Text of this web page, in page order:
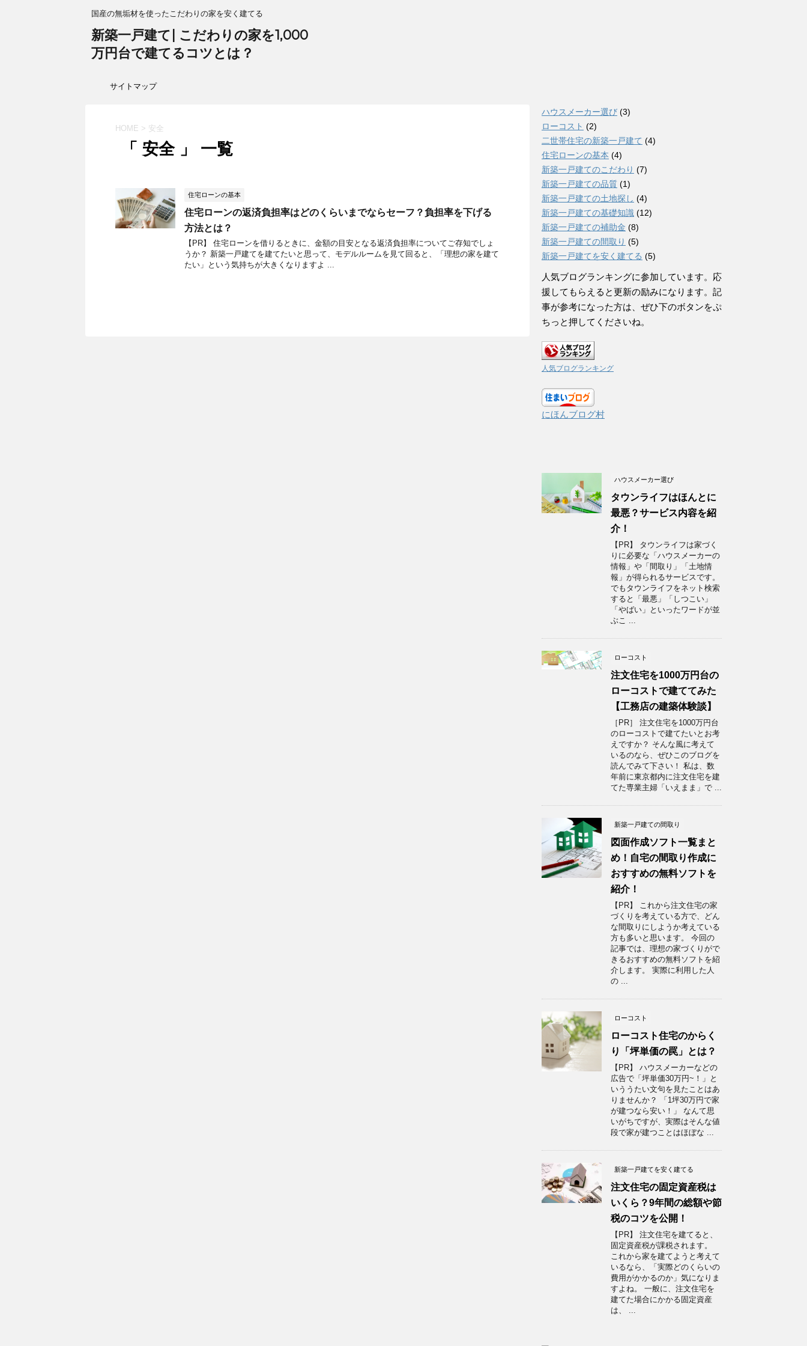
国産の無垢材を使ったこだわりの家を安く建てる
新築一戸建て| こだわりの家を1,000
万円台で建てるコツとは？
サイトマップ
HOME > 安全
「 安全 」 一覧
住宅ローンの基本
住宅ローンの返済負担率はどのくらいまでならセーフ？負担率を下げる
方法とは？
【PR】 住宅ローンを借りるときに、金額の目安となる返済負担率についてご存知でしょ
うか？ 新築一戸建てを建てたいと思って、モデルルームを見て回ると、「理想の家を建て
たい」という気持ちが大きくなりますよ ...
ハウスメーカー選び (3)
ローコスト (2)
二世帯住宅の新築一戸建て (4)
住宅ローンの基本 (4)
新築一戸建てのこだわり (7)
新築一戸建ての品質 (1)
新築一戸建ての土地探し (4)
新築一戸建ての基礎知識 (12)
新築一戸建ての補助金 (8)
新築一戸建ての間取り (5)
新築一戸建てを安く建てる (5)
人気ブログランキングに参加しています。応
援してもらえると更新の励みになります。記
事が参考になった方は、ぜひ下のボタンをぷ
ちっと押してくださいね。
人気ブログランキング
にほんブログ村
ハウスメーカー選び
タウンライフはほんとに
最悪？サービス内容を紹
介！
【PR】 タウンライフは家づく
りに必要な「ハウスメーカーの
情報」や「間取り」「土地情
報」が得られるサービスです。
でもタウンライフをネット検索
すると「最悪」「しつこい」
「やばい」といったワードが並
ぶこ ...
ローコスト
注文住宅を1000万円台の
ローコストで建ててみた
【工務店の建築体験談】
［PR］ 注文住宅を1000万円台
のローコストで建てたいとお考
えですか？ そんな風に考えて
いるのなら、ぜひこのブログを
読んでみて下さい！ 私は、数
年前に東京都内に注文住宅を建
てた専業主婦「いえまま」で ...
新築一戸建ての間取り
図面作成ソフト一覧まと
め！自宅の間取り作成に
おすすめの無料ソフトを
紹介！
【PR】 これから注文住宅の家
づくりを考えている方で、どん
な間取りにしようか考えている
方も多いと思います。 今回の
記事では、理想の家づくりがで
きるおすすめの無料ソフトを紹
介します。 実際に利用した人
の ...
ローコスト
ローコスト住宅のからく
り「坪単価の罠」とは？
【PR】 ハウスメーカーなどの
広告で「坪単価30万円~！」と
いううたい文句を見たことはあ
りませんか？ 「1坪30万円で家
が建つなら安い！」 なんて思
いがちですが、実際はそんな値
段で家が建つことはほぼな ...
新築一戸建てを安く建てる
注文住宅の固定資産税は
いくら？9年間の総額や節
税のコツを公開！
【PR】 注文住宅を建てると、
固定資産税が課税されます。
これから家を建てようと考えて
いるなら、「実際どのくらいの
費用がかかるのか」気になりま
すよね。 一般に、注文住宅を
建てた場合にかかる固定資産
は、 ...